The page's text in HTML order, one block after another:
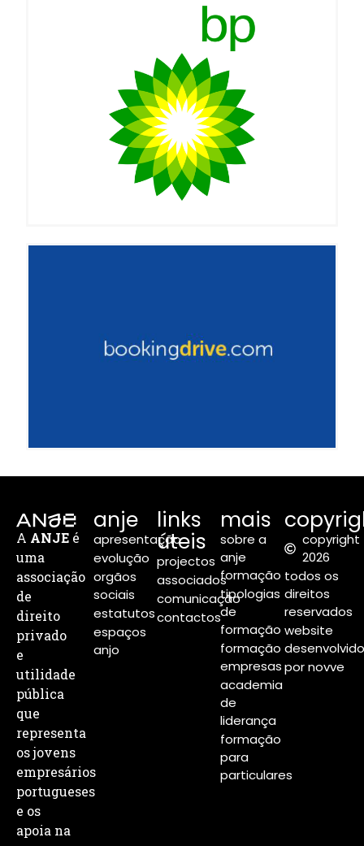
A ANJE é
uma
associação
de
direito
privado
e
utilidade
pública
que
representa
os jovens
empresários
portugueses
e os
apoia na
anje
apresentação
evolução
orgãos
sociais
estatutos
espaços
anjo
links
úteis
projectos
associados
comunicação
contactos
mais
sobre a
anje
formação
tipologias
de
formação
formação
empresas
academia
de
liderança
formação
para
particulares
copyright
2026
todos os
direitos
reservados
website
desenvolvido
por novve